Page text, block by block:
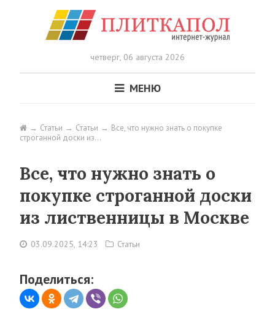
четверг, 06 августа 2026
МЕНЮ
Статьи Статьи
Все, что нужно знать о покупке
строганной доски из…
Все, что нужно знать о
покупке строганной доски
из лиственницы в Москве
03.09.2025, 14:23 Статьи
Поделиться: